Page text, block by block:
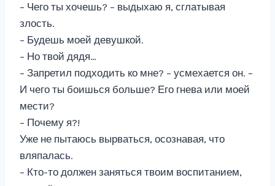
– Чего ты хочешь? – выдыхаю я, сглатывая
злость.
– Будешь моей девушкой.
– Но твой дядя…
– Запретил подходить ко мне? – усмехается он. –
И чего ты боишься больше? Его гнева или моей
мести?
– Почему я?!
Уже не пытаюсь вырваться, осознавая, что
вляпалась.
– Кто-то должен заняться твоим воспитанием,